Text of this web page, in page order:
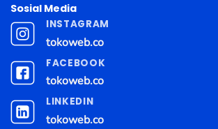
Sosial Media
INSTAGRAM
tokoweb.co
FACEBOOK
tokoweb.co
LINKEDIN
tokoweb.co